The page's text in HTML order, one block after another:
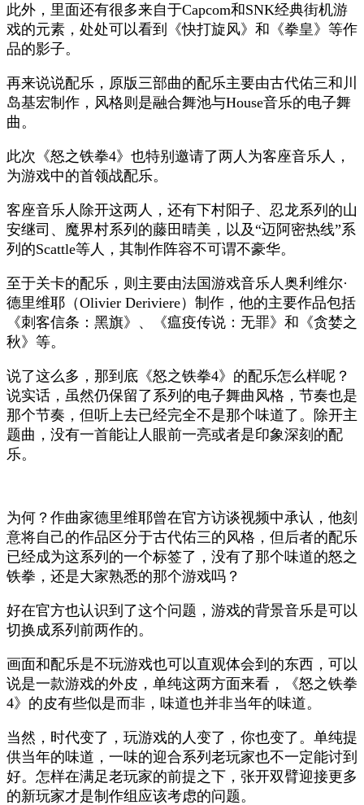
此外，里面还有很多来自于Capcom和SNK经典街机游
戏的元素，处处可以看到《快打旋风》和《拳皇》等作
品的影子。
再来说说配乐，原版三部曲的配乐主要由古代佑三和川
岛基宏制作，风格则是融合舞池与House音乐的电子舞
曲。
此次《怒之铁拳4》也特别邀请了两人为客座音乐人，
为游戏中的首领战配乐。
客座音乐人除开这两人，还有下村阳子、忍龙系列的山
安继司、魔界村系列的藤田晴美，以及“迈阿密热线”系
列的Scattle等人，其制作阵容不可谓不豪华。
至于关卡的配乐，则主要由法国游戏音乐人奥利维尔·
德里维耶（Olivier Deriviere）制作，他的主要作品包括
《刺客信条：黑旗》、《瘟疫传说：无罪》和《贪婪之
秋》等。
说了这么多，那到底《怒之铁拳4》的配乐怎么样呢？
说实话，虽然仍保留了系列的电子舞曲风格，节奏也是
那个节奏，但听上去已经完全不是那个味道了。除开主
题曲，没有一首能让人眼前一亮或者是印象深刻的配
乐。
为何？作曲家德里维耶曾在官方访谈视频中承认，他刻
意将自己的作品区分于古代佑三的风格，但后者的配乐
已经成为这系列的一个标签了，没有了那个味道的怒之
铁拳，还是大家熟悉的那个游戏吗？
好在官方也认识到了这个问题，游戏的背景音乐是可以
切换成系列前两作的。
画面和配乐是不玩游戏也可以直观体会到的东西，可以
说是一款游戏的外皮，单纯这两方面来看，《怒之铁拳
4》的皮有些似是而非，味道也并非当年的味道。
当然，时代变了，玩游戏的人变了，你也变了。单纯提
供当年的味道，一味的迎合系列老玩家也不一定能讨到
好。怎样在满足老玩家的前提之下，张开双臂迎接更多
的新玩家才是制作组应该考虑的问题。